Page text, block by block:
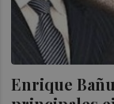
Enrique